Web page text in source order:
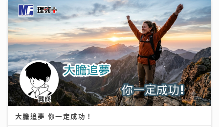
大膽追夢 你一定成功！